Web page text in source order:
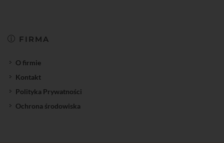
FIRMA
O firmie
Kontakt
Polityka Prywatności
Ochrona środowiska